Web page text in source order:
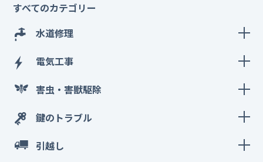
すべてのカテゴリー
水道修理
電気工事
害虫・害獣駆除
鍵のトラブル
引越し